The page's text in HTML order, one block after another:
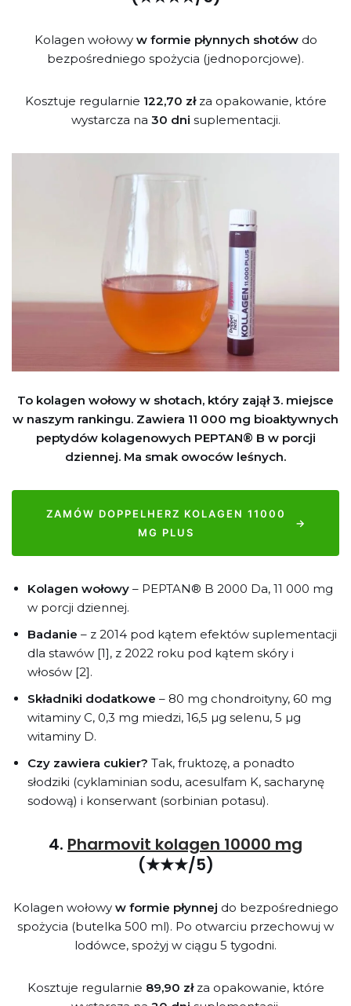
Kolagen wołowy w formie płynnych shotów do
bezpośredniego spożycia (jednoporcjowe).
Kosztuje regularnie 122,70 zł za opakowanie, które
wystarcza na 30 dni suplementacji.
To kolagen wołowy w shotach, który zajął 3. miejsce
w naszym rankingu. Zawiera 11 000 mg bioaktywnych
peptydów kolagenowych PEPTAN® B w porcji
dziennej. Ma smak owoców leśnych.
ZAMÓW DOPPELHERZ KOLAGEN 11000
MG PLUS
→
Kolagen wołowy – PEPTAN® B 2000 Da, 11 000 mg
w porcji dziennej.
Badanie – z 2014 pod kątem efektów suplementacji
dla stawów [1], z 2022 roku pod kątem skóry i
włosów [2].
Składniki dodatkowe – 80 mg chondroityny, 60 mg
witaminy C, 0,3 mg miedzi, 16,5 µg selenu, 5 µg
witaminy D.
Czy zawiera cukier? Tak, fruktozę, a ponadto
słodziki (cyklaminian sodu, acesulfam K, sacharynę
sodową) i konserwant (sorbinian potasu).
4. Pharmovit kolagen 10000 mg
(★★★/5)
Kolagen wołowy w formie płynnej do bezpośredniego
spożycia (butelka 500 ml). Po otwarciu przechowuj w
lodówce, spożyj w ciągu 5 tygodni.
Kosztuje regularnie 89,90 zł za opakowanie, które